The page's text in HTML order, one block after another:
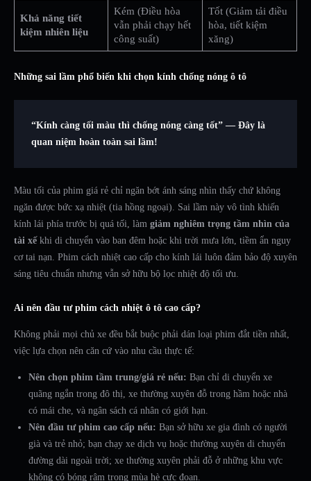
Khả năng tiết
kiệm nhiên liệu
Kém (Điều hòa
vẫn phải chạy hết
công suất)
Tốt (Giảm tải điều
hòa, tiết kiệm
xăng)
Những sai lầm phổ biến khi chọn kính chống nóng ô tô
“Kính càng tối màu thì chống nóng càng tốt” — Đây là
quan niệm hoàn toàn sai lầm!
Màu tối của phim giá rẻ chỉ ngăn bớt ánh sáng nhìn thấy chứ không
ngăn được bức xạ nhiệt (tia hồng ngoại). Sai lầm này vô tình khiến
kính lái phía trước bị quá tối, làm giảm nghiêm trọng tầm nhìn của
tài xế khi di chuyển vào ban đêm hoặc khi trời mưa lớn, tiềm ẩn nguy
cơ tai nạn. Phim cách nhiệt cao cấp cho kính lái luôn đảm bảo độ xuyên
sáng tiêu chuẩn nhưng vẫn sở hữu bộ lọc nhiệt độ tối ưu.
Ai nên đầu tư phim cách nhiệt ô tô cao cấp?
Không phải mọi chủ xe đều bắt buộc phải dán loại phim đắt tiền nhất,
việc lựa chọn nên căn cứ vào nhu cầu thực tế:
Nên chọn phim tầm trung/giá rẻ nếu: Bạn chỉ di chuyển xe
quãng ngắn trong đô thị, xe thường xuyên đỗ trong hầm hoặc nhà
có mái che, và ngân sách cá nhân có giới hạn.
Nên đầu tư phim cao cấp nếu: Bạn sở hữu xe gia đình có người
già và trẻ nhỏ; bạn chạy xe dịch vụ hoặc thường xuyên di chuyển
đường dài ngoài trời; xe thường xuyên phải đỗ ở những khu vực
không có bóng râm trong mùa hè cực đoan.